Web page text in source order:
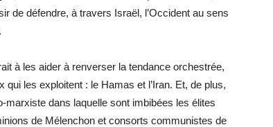
de défendre, à travers Israël, l’Occident au sens
à les aider à renverser la tendance orchestrée,
les exploitent : le Hamas et l’Iran. Et, de plus,
dans laquelle sont imbibées les élites
de Mélenchon et consorts communistes de